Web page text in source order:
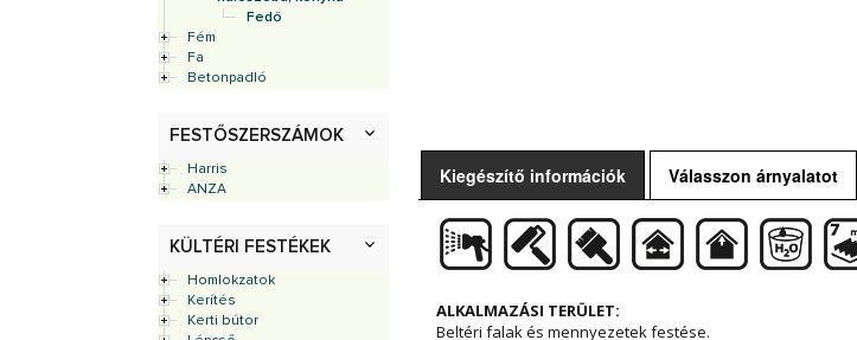
Fedő
Fém
Fa
Betonpadló
FESTŐSZERSZÁMOK
Harris
ANZA
KÜLTÉRI FESTÉKEK
Homlokzatok
Kerítés
Kerti bútor
Kiegészítő információk Válasszon árnyalatot
ALKALMAZÁSI TERÜLET:
Beltéri falak és mennyezetek festése.